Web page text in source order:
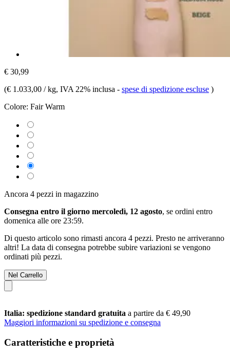
€ 30,99
(€ 1.033,00 / kg, IVA 22% inclusa - spese di spedizione escluse )
Colore: Fair Warm
Ancora 4 pezzi in magazzino
Consegna entro il giorno mercoledì, 12 agosto, se ordini entro
domenica alle ore 23:59.
Di questo articolo sono rimasti ancora 4 pezzi. Presto ne arriveranno
altri! La data di consegna potrebbe subire variazioni se vengono
ordinati più pezzi.
Nel Carrello
Italia: spedizione standard gratuita a partire da € 49,90
Maggiori informazioni su spedizione e consegna
Caratteristiche e proprietà